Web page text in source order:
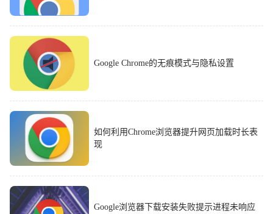
Google Chrome的无痕模式与隐私设置
如何利用Chrome浏览器提升网页加载时长表
现
Google浏览器下载安装失败提示进程未响应